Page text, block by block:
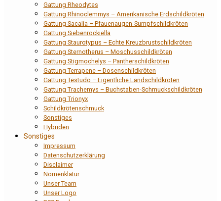
Gattung Rheodytes
Gattung Rhinoclemmys – Amerikanische Erdschildkröten
Gattung Sacalia – Pfauenaugen-Sumpfschildkröten
Gattung Siebenrockiella
Gattung Staurotypus – Echte Kreuzbrustschildkröten
Gattung Sternotherus – Moschusschildkröten
Gattung Stigmochelys – Pantherschildkröten
Gattung Terrapene – Dosenschildkröten
Gattung Testudo – Eigentliche Landschildkröten
Gattung Trachemys – Buchstaben-Schmuckschildkröten
Gattung Trionyx
Schildkrötenschmuck
Sonstiges
Hybriden
Sonstiges
Impressum
Datenschutzerklärung
Disclaimer
Nomenklatur
Unser Team
Unser Logo